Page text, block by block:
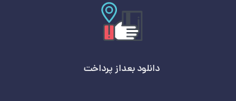
دانلود بعداز پرداخت